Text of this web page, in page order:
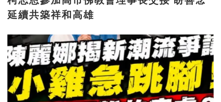
延續共築祥和高雄